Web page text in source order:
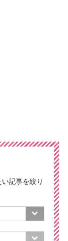
記事を絞り